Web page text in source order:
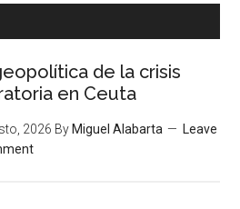
de la crisis
en Ceuta
2026 By Miguel Alabarta
Leave